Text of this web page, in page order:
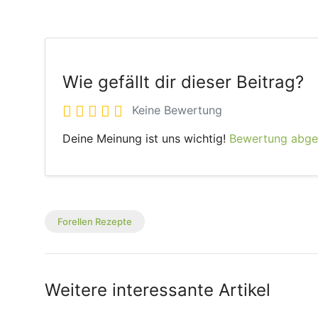
Wie gefällt dir dieser Beitrag?
Keine Bewertung
Deine Meinung ist uns wichtig! Bewertung
Forellen Rezepte
Weitere interessante Artikel